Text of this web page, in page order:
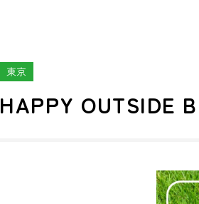
東京
HAPPY OUTSIDE